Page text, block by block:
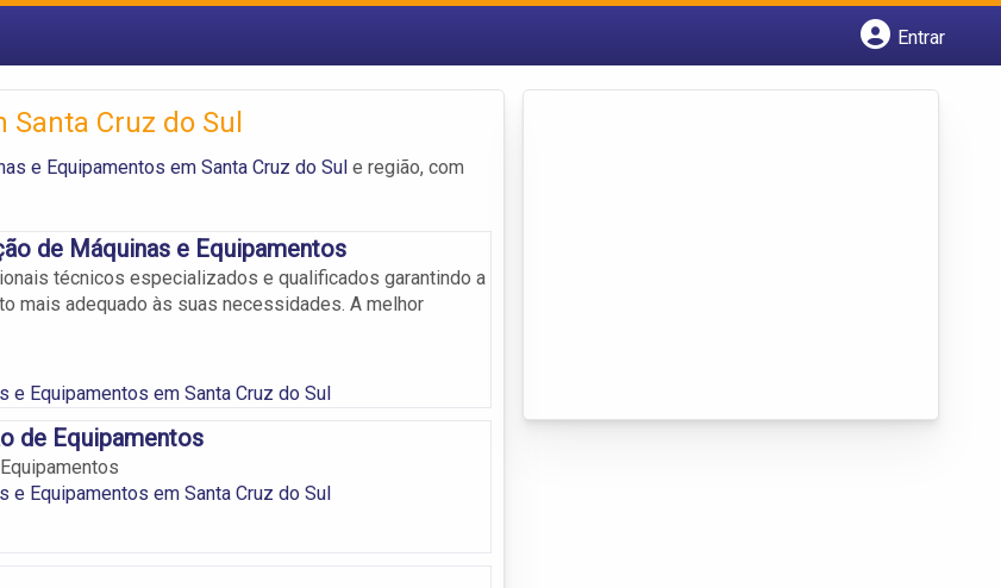
Entrar
Cruz do Sul
e Equipamentos em Santa Cruz do Sul e região, com
de Máquinas e Equipamentos
técnicos especializados e qualificados garantindo a
mais adequado às suas necessidades. A melhor
e Equipamentos em Santa Cruz do Sul
de Equipamentos
e Equipamentos em Santa Cruz do Sul